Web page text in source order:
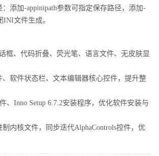
添加-appinipath参数可指定保存路径，添加-
文件生成。
框、代码折叠、荧光笔、语言文件、无皮肤显
、软件状态栏、文本编辑器核心控件，提升整
、Inno Setup 6.7.2安装程序，优化软件安装与
制内核文件，同步迭代AlphaControls控件，优